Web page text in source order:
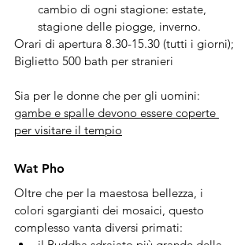
cambio di ogni stagione: estate,
stagione delle piogge, inverno.
Orari di apertura 8.30-15.30 (tutti i giorni);
Biglietto 500 bath per stranieri
Sia per le donne che per gli uomini:
gambe e spalle devono essere coperte
per visitare il tempio
Wat Pho
Oltre che per la maestosa bellezza, i
colori sgargianti dei mosaici, questo
complesso vanta diversi primati: